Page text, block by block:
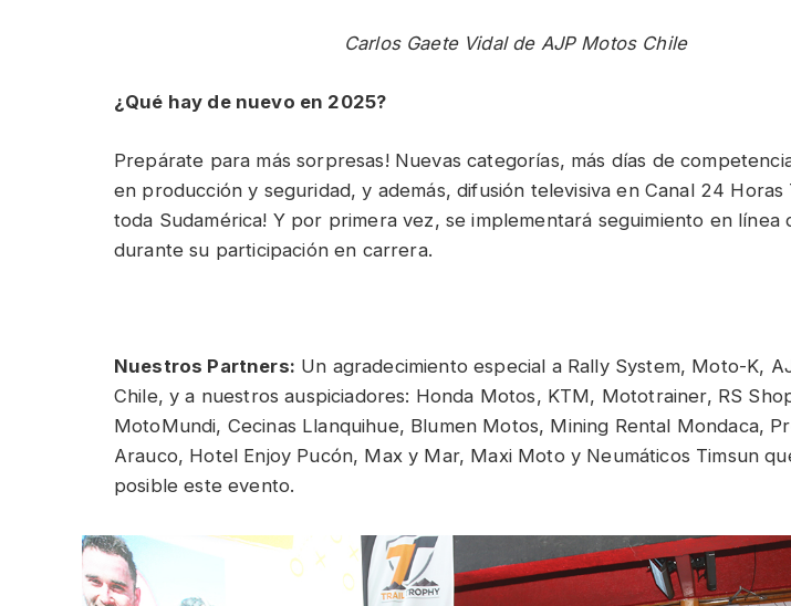
Carlos Gaete Vidal de AJP Motos Chile
¿Qué hay de nuevo en 2025?
Prepárate para más sorpresas! Nuevas categorías, más días de
en producción y seguridad, y además, difusión televisiva en Canal 24 Horas
toda Sudamérica! Y por primera vez, se implementará seguimiento en línea
durante su participación en carrera.
Nuestros Partners: Un agradecimiento especial a Rally System, Moto-K,
Chile, y a nuestros auspiciadores: Honda Motos, KTM, Mototrainer, RS
MotoMundi, Cecinas Llanquihue, Blumen Motos, Mining Rental Mondaca,
Arauco, Hotel Enjoy Pucón, Max y Mar, Maxi Moto y Neumáticos Timsun
posible este evento.